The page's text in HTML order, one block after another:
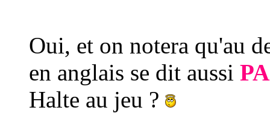
Oui, et on notera qu'au
en anglais se dit aussi
Halte au jeu ?